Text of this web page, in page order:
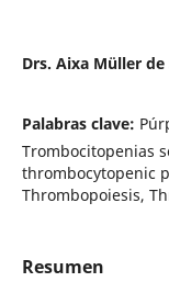
Drs. Aixa Müller de
Palabras clave:
Trombocitopenias
thrombocytopenic
Thrombopoiesis,
Resumen